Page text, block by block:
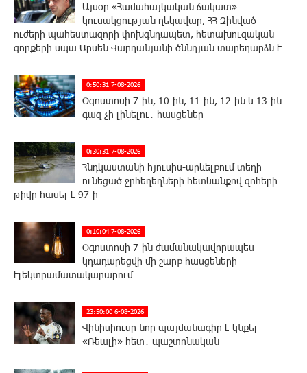
Այսօր «Համահայկական ճակատ»
կուսակցության ղեկավար, ՀՀ Զինված
ուժերի պահեստազորի փոխգնդապետ, հետախուզական
զորքերի սպա Արսեն Վարդանյանի ծննդյան տարեդարձն է
0:50:31 7-08-2026
Օգոստոսի 7-ին, 10-ին, 11-ին, 12-ին և 13-ին
գազ չի լինելու․ հասցեներ
0:30:31 7-08-2026
Հնդկաստանի հյուսիս-արևելքում տեղի
ունեցած ջրհեղեղների հետևանքով զոհերի
թիվը հասել է 97-ի
0:10:04 7-08-2026
Օգոստոսի 7-ին ժամանակավորապես
կդադարեցվի մի շարք հասցեների
էլեկտրամատակարարում
23:50:00 6-08-2026
Վինիսիուսը նոր պայմանագիր է կնքել
«Ռեալի» հետ․ պաշտոնական